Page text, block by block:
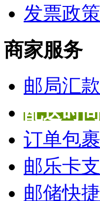
发票政策
商家服务
邮局汇款
配送时
订单包
邮乐卡
邮储快